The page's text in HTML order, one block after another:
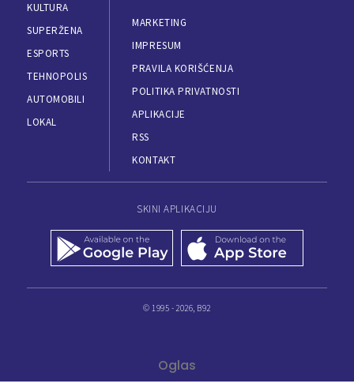
KULTURA
SUPERŽENA
ESPORTS
TEHNOPOLIS
AUTOMOBILI
LOKAL
MARKETING
IMPRESUM
PRAVILA KORIŠĆENJA
POLITIKA PRIVATNOSTI
APLIKACIJE
RSS
KONTAKT
SKINI APLIKACIJU
© 1995 - 2026, B92